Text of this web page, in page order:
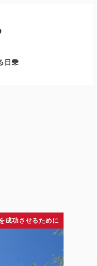
日乗
成功させるために